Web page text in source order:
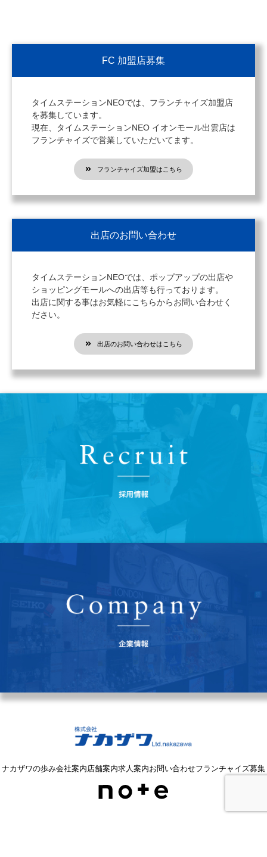
FC 加盟店募集
タイムステーションNEOでは、フランチャイズ加盟店
を募集しています。
現在、タイムステーションNEO イオンモール出雲店は
フランチャイズで営業していただいてます。
フランチャイズ加盟はこちら
出店のお問い合わせ
タイムステーションNEOでは、ポップアップの出店や
ショッピングモールへの出店等も行っております。
出店に関する事はお気軽にこちらからお問い合わせく
ださい。
出店のお問い合わせはこちら
ナカザワの歩み会社案内店舗案内求人案内お問い合わせフランチャイズ募集